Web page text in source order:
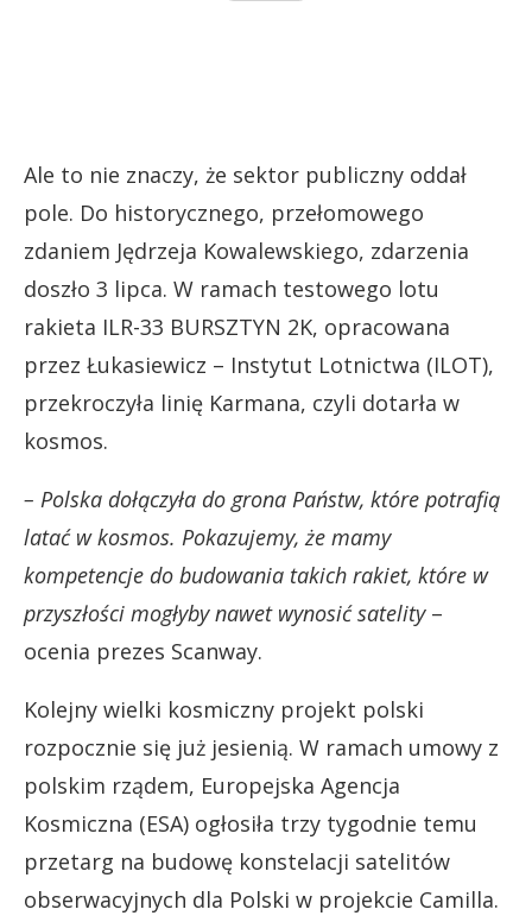
Ale to nie znaczy, że sektor publiczny oddał
pole. Do historycznego, przełomowego
zdaniem Jędrzeja Kowalewskiego, zdarzenia
doszło 3 lipca. W ramach testowego lotu
rakieta ILR-33 BURSZTYN 2K, opracowana
przez Łukasiewicz – Instytut Lotnictwa (ILOT),
przekroczyła linię Karmana, czyli dotarła w
kosmos.
– Polska dołączyła do grona Państw, które potrafią
latać w kosmos. Pokazujemy, że mamy
kompetencje do budowania takich rakiet, które w
przyszłości mogłyby nawet wynosić satelity–
ocenia prezes Scanway.
Kolejny wielki kosmiczny projekt polski
rozpocznie się już jesienią. W ramach umowy z
polskim rządem, Europejska Agencja
Kosmiczna (ESA) ogłosiła trzy tygodnie temu
przetarg na budowę konstelacji satelitów
obserwacyjnych dla Polski w projekcie Camilla.